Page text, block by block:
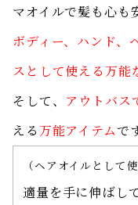
マオイルで髪も心も
ボディー、ハンド、
スとして使える万能
そして、 アウトバス
える万能アイテムで
（ヘアオイルとして
適量を手に伸ばし